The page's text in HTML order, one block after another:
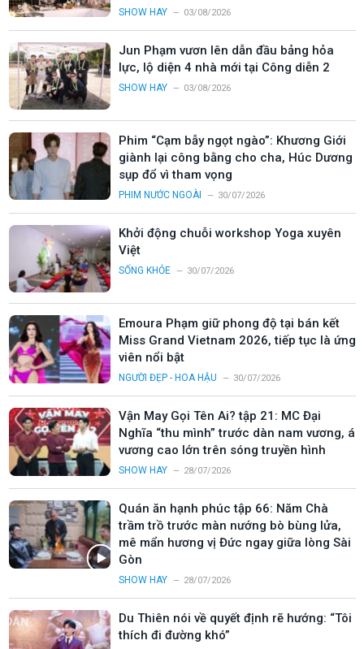
SHOW HAY 03/08/2026
Jun Phạm vươn lên dẫn đầu bảng hỏa
lực, lộ diện 4 nhà mới tại Công diễn 2
SHOW HAY 03/08/2026
Phim “Cạm bẫy ngọt ngào”: Khương Giới
giành lại công bằng cho cha, Húc Dương
sụp đổ vì tham vọng
PHIM NƯỚC NGOÀI 30/07/2026
Khởi động chuỗi workshop Yoga xuyên
Việt
SỐNG KHỎE 30/07/2026
Emoura Phạm giữ phong độ tại bán kết
Miss Grand Vietnam 2026, tiếp tục là ứng
viên nổi bật
NGƯỜI ĐẸP - HOA HẬU 30/07/2026
Vận May Gọi Tên Ai? tập 21: MC Đại
Nghĩa “thu mình” trước dàn nam vương, á
vương cao lớn trên sóng truyền hình
SHOW HAY 28/07/2026
Quán ăn hạnh phúc tập 66: Năm Chà
trầm trồ trước màn nướng bò bùng lửa,
mê mẩn hương vị Đức ngay giữa lòng Sài
Gòn
SHOW HAY 28/07/2026
Du Thiên nói về quyết định rẽ hướng: “Tôi
thích đi đường khó”